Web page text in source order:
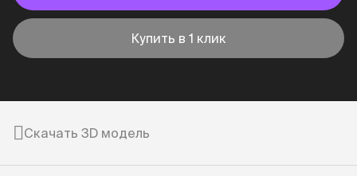
Купить в 1 клик
Скачать 3D модель